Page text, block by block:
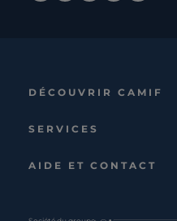
DÉCOUVRIR CAMIF
Nos collections
SERVICES
AIDE ET CONTACT